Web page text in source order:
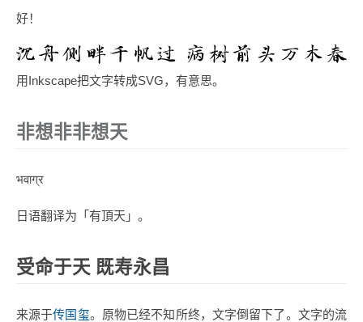
好！
用Inkscape把文字转成SVG，有意思。
非想非非想天
भवाग्र
日语翻译为「有頂天」。
受命于天 既寿永昌
来源于传国玺。原物已经不知所终，文字倒留下了。文字的流